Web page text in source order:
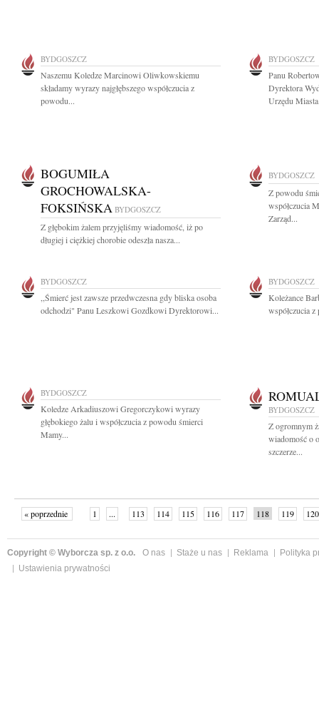
BYDGOSZCZ
Naszemu Koledze Marcinowi Oliwkowskiemu
składamy wyrazy najgłębszego współczucia z
powodu...
BYDGOSZCZ
Panu
Dyrektora
Urzędu
BOGUMIŁA
GROCHOWALSKA-
FOKSIŃSKA BYDGOSZCZ
Z głębokim żalem przyjęliśmy wiadomość, iż po
długiej i ciężkiej chorobie odeszła nasza...
BYDGOSZCZ
Z powodu
współczucia
Zarząd...
BYDGOSZCZ
,,Śmierć jest zawsze przedwczesna gdy bliska osoba
odchodzi" Panu Leszkowi Gozdkowi Dyrektorowi...
BYDGOSZCZ
Koleżance
współczucia
BYDGOSZCZ
Koledze Arkadiuszowi Gregorczykowi wyrazy
głębokiego żalu i współczucia z powodu śmierci
Mamy...
BYDGOSZCZ
Z ogromnym
wiadomość o
szczerze...
« poprzednie 1 ... 113 114 115 116 117 118 119
120
Copyright © Wyborcza sp. z o.o. O nas Staże u nas Reklama
Polityka
Ustawienia prywatności